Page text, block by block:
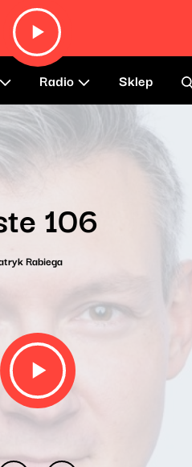
Radio Sklep
106
Rabiega